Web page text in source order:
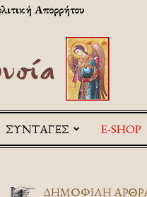
Απορρήτου
ΣΥΝΤΑΓΕΣ E-SHOP
ΔΗΜΟΦΙΛΗ